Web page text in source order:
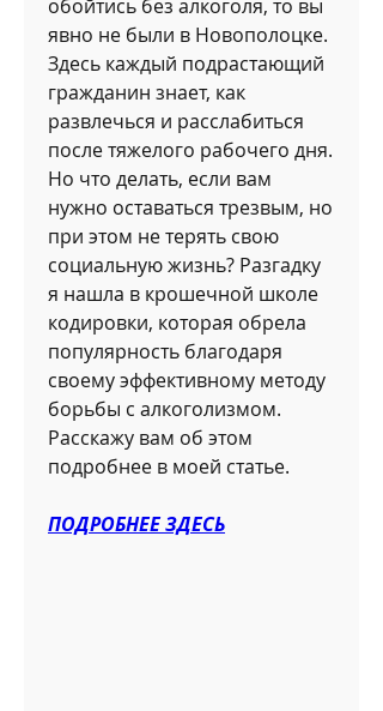
обойтись без алкоголя, то вы
явно не были в Новополоцке.
Здесь каждый подрастающий
гражданин знает, как
развлечься и расслабиться
после тяжелого рабочего дня.
Но что делать, если вам
нужно оставаться трезвым, но
при этом не терять свою
социальную жизнь? Разгадку
я нашла в крошечной школе
кодировки, которая обрела
популярность благодаря
своему эффективному методу
борьбы с алкоголизмом.
Расскажу вам об этом
подробнее в моей статье.
ПОДРОБНЕЕ ЗДЕСЬ